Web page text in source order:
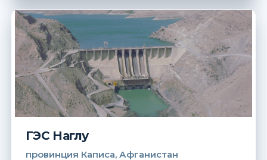
ГЭС Наглу
провинция Каписа, Афганистан